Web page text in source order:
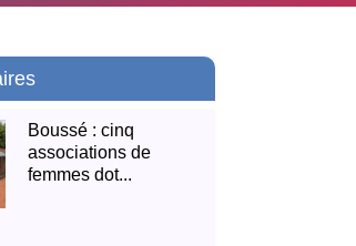
Boussé : cinq
associations de
femmes dot...